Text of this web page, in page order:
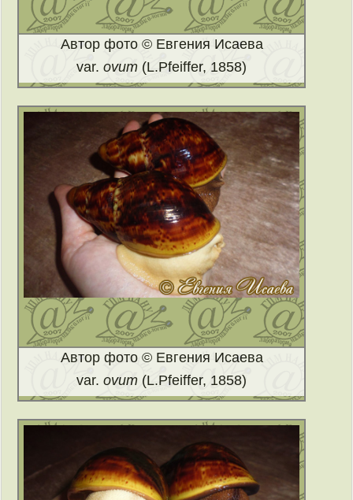
Автор фото © Евгения Исаева
var.ovum (L.Pfeiffer, 1858)
Автор фото © Евгения Исаева
var.ovum (L.Pfeiffer, 1858)